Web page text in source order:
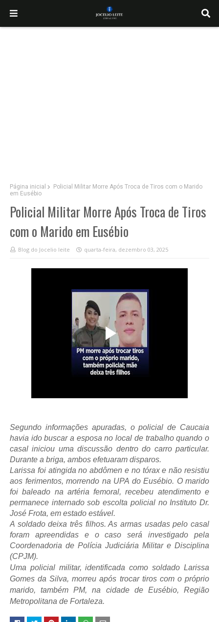
Página inicial
Policial Militar Morre Após Troca de Tiros com o Marido
em Eusébio
Policial Militar Morre Após Troca de Tiros
com o Marido em Eusébio
Blog do Jocelio leite quarta-feira, dezembro 03, 2025
Segundo informações apuradas, o policial de Caucaia
havia ido buscar a esposa no local de trabalho quando o
casal iniciou uma discussão dentro do carro particular.
Durante a briga, ambos efetuaram disparos.
Larissa foi atingida no abdômen e no tórax e não resistiu
aos ferimentos, morrendo na UPA do Eusébio. O marido
foi baleado na artéria femoral, recebeu atendimento e
permanece internado sob escolta policial no Instituto Dr.
José Frota, em estado estável.
A soldado deixa três filhos. As armas usadas pelo casal
foram apreendidas e o caso será investigado pela
Coordenadoria de Polícia Judiciária Militar e Disciplina
(CPJM).
Uma policial militar, identificada como soldado Larissa
Gomes da Silva, morreu após trocar tiros com o próprio
marido, também PM, na cidade de Eusébio, Região
Metropolitana de Fortaleza.